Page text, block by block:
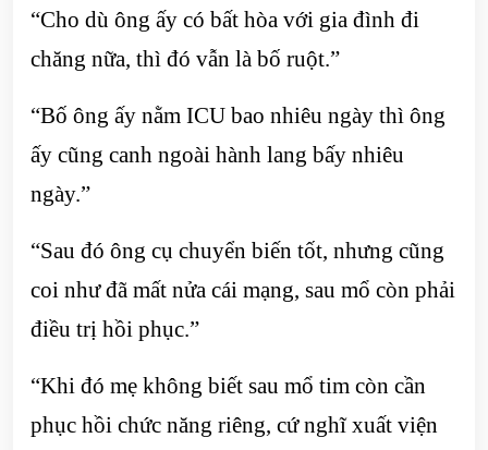
“Cho dù ông ấy có bất hòa với gia đình đi
chăng nữa, thì đó vẫn là bố ruột.”
“Bố ông ấy nằm ICU bao nhiêu ngày thì ông
ấy cũng canh ngoài hành lang bấy nhiêu
ngày.”
“Sau đó ông cụ chuyển biến tốt, nhưng cũng
coi như đã mất nửa cái mạng, sau mổ còn phải
điều trị hồi phục.”
“Khi đó mẹ không biết sau mổ tim còn cần
phục hồi chức năng riêng, cứ nghĩ xuất viện